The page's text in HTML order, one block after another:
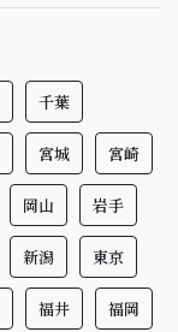
千葉
宮城 宮崎
岡山 岩手
新潟 東京
福井 福岡